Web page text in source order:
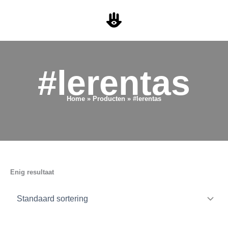
#lerentas
Home Producten #lerentas
Enig resultaat